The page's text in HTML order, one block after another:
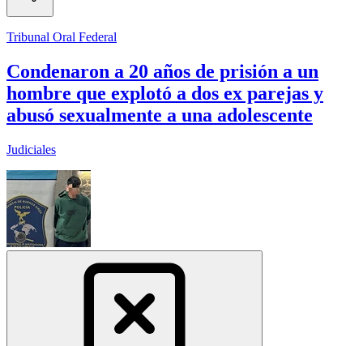
Tribunal Oral Federal
Condenaron a 20 años de prisión a un
hombre que explotó a dos ex parejas y
abusó sexualmente a una adolescente
Judiciales